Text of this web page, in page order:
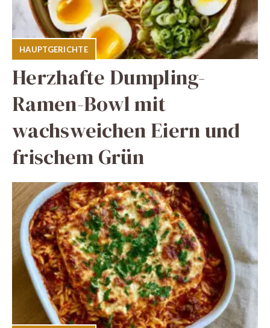
HAUPTGERICHTE
Herzhafte Dumpling-
Ramen-Bowl mit
wachsweichen Eiern und
frischem Grün